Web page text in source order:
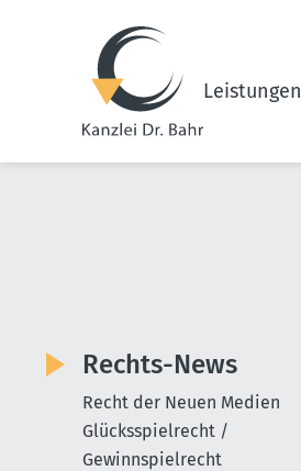
Leistungen
Rechts-News
Recht der Neuen Medien
Glücksspielrecht /
Gewinnspielrecht